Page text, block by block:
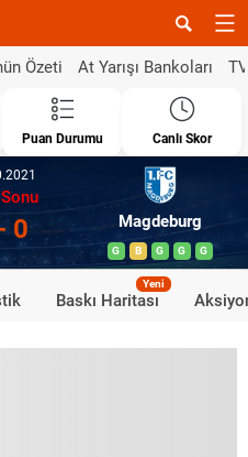
Özeti At Yarışı Bankoları
Puan Durumu Canlı Skor
0 Magdeburg
G B G G G
Baskı Haritası
Yeni